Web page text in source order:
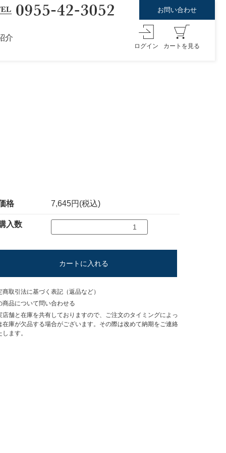
お問い合わせ
介
ログイン カートを見る
格 7,645円(税込)
入数
カートに入れる
商取引法に基づく表記（返品など）
商品について問い合わせる
舗と在庫を共有しておりますので、ご注文のタイミングによっ
在庫が欠品する場合がございます。その際は改めて納期をご連絡
します。